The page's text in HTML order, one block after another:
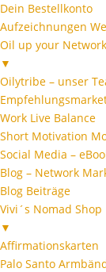
Dein Bestellkonto
Aufzeichnungen
Oil up your
▼
Oilytribe – unser
Work Live Balance
Short Motivation
Social Media –
Blog – Network
Blog Beiträge
Vivi´s Nomad Shop
▼
Affirmationskarten
Palo Santo